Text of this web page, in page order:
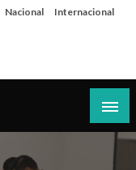
Nacional
Internacional